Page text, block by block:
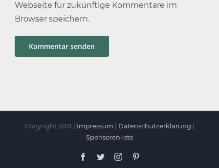
Webseite für zukünftige Kommentare im
Browser speichern.
Copyright 2021 | Impressum | Datenschutzerklärung |
Sponsorenliste
Facebook
TwitterInstagram